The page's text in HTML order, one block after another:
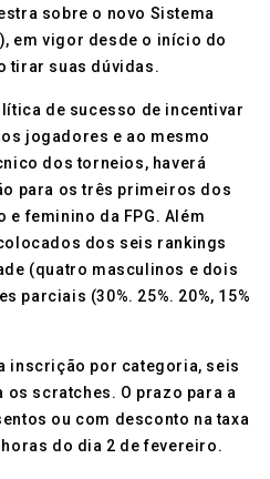
sobre o novo Sistema
em vigor desde o início do
tirar suas dúvidas.
de sucesso de incentivar
jogadores e ao mesmo
dos torneios, haverá
para os três primeiros dos
feminino da FPG. Além
dos seis rankings
(quatro masculinos e dois
parciais (30%. 25%. 20%, 15%
inscrição por categoria, seis
os scratches. O prazo para a
ou com desconto na taxa
do dia 2 de fevereiro.